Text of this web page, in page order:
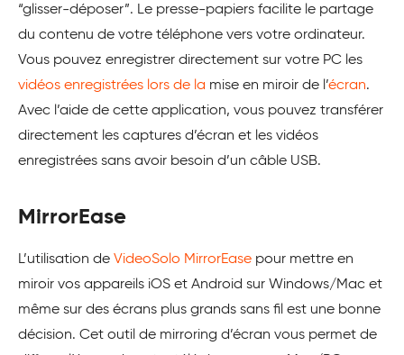
“glisser-déposer”. Le presse-papiers facilite le partage
du contenu de votre téléphone vers votre ordinateur.
Vous pouvez enregistrer directement sur votre PC les
vidéos enregistrées lors de la mise en miroir de l’écran.
Avec l’aide de cette application, vous pouvez transférer
directement les captures d’écran et les vidéos
enregistrées sans avoir besoin d’un câble USB.
MirrorEase
L’utilisation de VideoSolo MirrorEase pour mettre en
miroir vos appareils iOS et Android sur Windows/Mac et
même sur des écrans plus grands sans fil est une bonne
décision. Cet outil de mirroring d’écran vous permet de